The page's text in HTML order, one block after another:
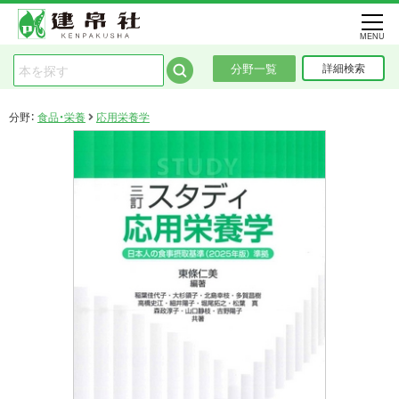
分野一覧 詳細検索
MENU
分野： 食品・栄養 応用栄養学